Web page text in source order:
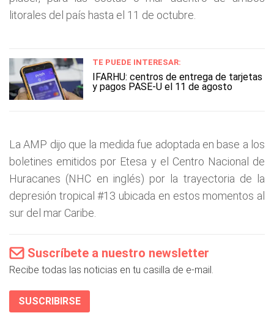
litorales del país hasta el 11 de octubre.
TE PUEDE INTERESAR:
IFARHU: centros de entrega de tarjetas
y pagos PASE-U el 11 de agosto
La AMP dijo que la medida fue adoptada en base a los
boletines emitidos por Etesa y el Centro Nacional de
Huracanes (NHC en inglés) por la trayectoria de la
depresión tropical #13 ubicada en estos momentos al
sur del mar Caribe.
Suscríbete a nuestro newsletter
Recibe todas las noticias en tu casilla de e-mail.
SUSCRIBIRSE